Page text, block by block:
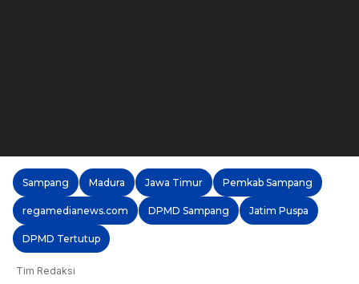
Sampang Madura Jawa Timur Pemkab Sampang
regamedianews.com DPMD Sampang Jatim Puspa
DPMD Tertutup
Tim Redaksi